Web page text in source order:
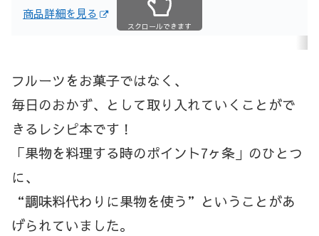
商品詳細を見る
スクロールできます
フルーツをお菓子ではなく、
毎日のおかず、として取り入れていくことがで
きるレシピ本です！
「果物を料理する時のポイント7ヶ条」のひとつ
に、
“調味料代わりに果物を使う”ということがあ
げられていました。